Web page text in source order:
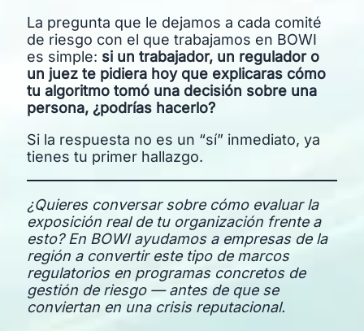
La pregunta que le dejamos a cada comité
de riesgo con el que trabajamos en BOWI
es simple: si un trabajador, un regulador o
un juez te pidiera hoy que explicaras cómo
tu algoritmo tomó una decisión sobre una
persona, ¿podrías hacerlo?
Si la respuesta no es un “sí” inmediato, ya
tienes tu primer hallazgo.
¿Quieres conversar sobre cómo evaluar la
exposición real de tu organización frente a
esto? En BOWI ayudamos a empresas de la
región a convertir este tipo de marcos
regulatorios en programas concretos de
gestión de riesgo — antes de que se
conviertan en una crisis reputacional.